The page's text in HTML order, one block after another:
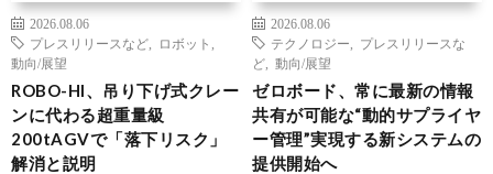
2026.08.06
プレスリリースなど
ロボット
動向/展望
ROBO-HI、吊り下げ式クレー
ンに代わる超重量級
200tAGVで「落下リスク」
解消と説明
2026.08.06
テクノロジー
プレスリリースな
ど
動向/展望
ゼロボード、常に最新の情報
共有が可能な“動的サプライヤ
ー管理”実現する新システムの
提供開始へ